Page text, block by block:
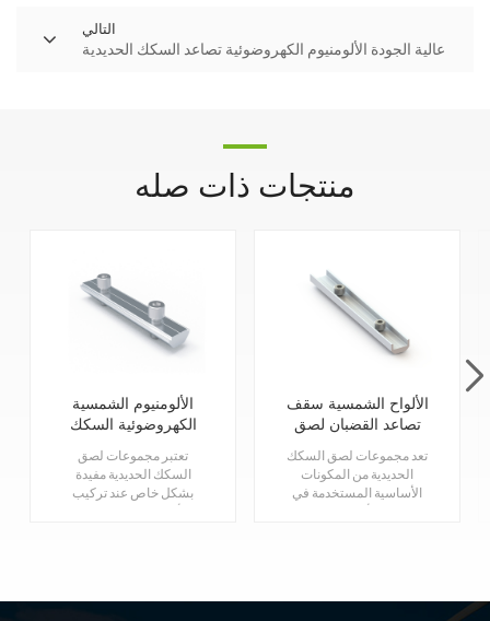
التالي
عالية الجودة الألومنيوم الكهروضوئية تصاعد السكك الحديدية
منتجات ذات صله
الألومنيوم الشمسية
الكهروضوئية السكك
تعتبر مجموعات لصق
السكك الحديدية مفيدة
بشكل خاص عند تركيب
الألواح الشمسية سقف
تصاعد القضبان لصق
تعد مجموعات لصق السكك
الحديدية من المكونات
الأساسية المستخدمة في
للقضبان داخل نظام الألواح